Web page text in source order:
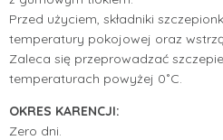
Przed użyciem, składniki
temperatury pokojowej oraz
Zaleca się przeprowadzać
temperaturach powyżej 0˚C.
OKRES KARENCJI:
Zero dni.